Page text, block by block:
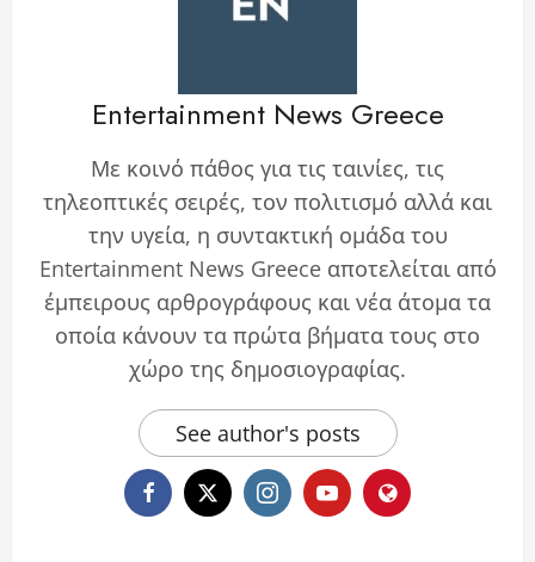
Entertainment News Greece
Με κοινό πάθος για τις ταινίες, τις
τηλεοπτικές σειρές, τον πολιτισμό αλλά και
την υγεία, η συντακτική ομάδα του
Entertainment News Greece αποτελείται από
έμπειρους αρθρογράφους και νέα άτομα τα
οποία κάνουν τα πρώτα βήματα τους στο
χώρο της δημοσιογραφίας.
See author's posts